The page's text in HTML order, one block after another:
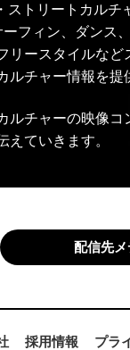
ストリートカル
フィン、ダンス
リースタイルな
ルチャー情報を提
ルチャーの映像
えていきます。
配信先
採用情報 プラ